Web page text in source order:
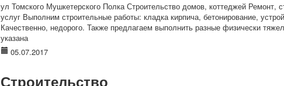
ул Томского Мушкетерского Полка Строительство домов, коттеджей Ремонт,
услуг Выполним строительные работы: кладка кирпича, бетонирование,
Качественно, недорого. Также предлагаем выполнить разные физически
указана
05.07.2017
Строительство